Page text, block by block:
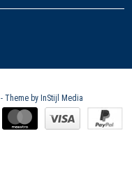
- Theme by InStijl Media